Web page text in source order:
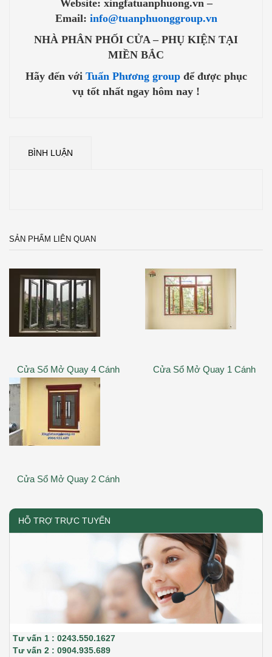
Website: xingfatuanphuong.vn –
Email: info@tuanphuonggroup.vn
NHÀ PHÂN PHỐI CỬA – PHỤ KIỆN TẠI
MIỀN BẮC
Hãy đến với Tuấn Phương groupđể được phục
vụ tốt nhất ngay hôm nay !
BÌNH LUẬN
SẢN PHẨM LIÊN QUAN
Cửa Sổ Mở Quay 4 Cánh Cửa Sổ Mở Quay 1 Cánh
Cửa Sổ Mở Quay 2 Cánh
HỖ TRỢ TRỰC TUYẾN
Tư vấn 1 : 0243.550.1627
Tư vấn 2 : 0904.935.689